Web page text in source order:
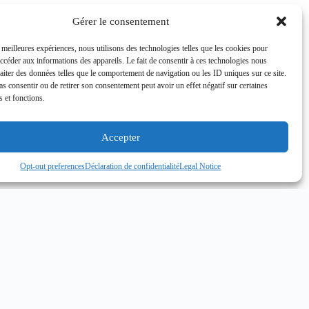
Gérer le consentement
expériences, nous utilisons des technologies telles que les cookies pour
aux informations des appareils. Le fait de consentir à ces technologies nous
des données telles que le comportement de navigation ou les ID uniques sur ce site.
consentir ou de retirer son consentement peut avoir un effet négatif sur certaines
et fonctions.
Accepter
Opt-out preferencesDéclaration de confidentialitéLegal Notice